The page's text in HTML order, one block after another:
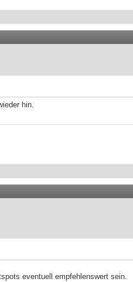
hin.
eventuell empfehlenswert sein.